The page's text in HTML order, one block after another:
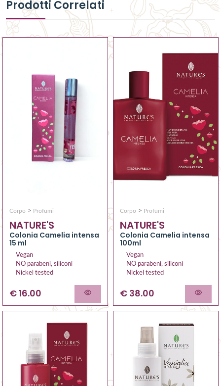
Prodotti Correlati
Corpo > Profumi
NATURE'S
Colonia Camelia intensa
15 ml
Vegan
NO parabeni, siliconi
Nickel tested
€ 16.00
Corpo > Profumi
NATURE'S
Colonia Camelia intensa
100ml
Vegan
NO parabeni, siliconi
Nickel tested
€ 38.00